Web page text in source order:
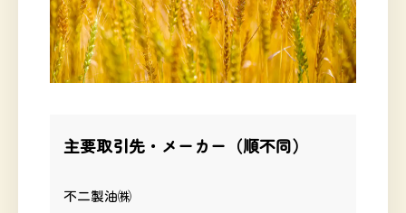
主要取引先・メーカー（順不同）
不二製油㈱